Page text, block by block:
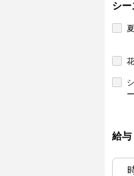
シー
給与